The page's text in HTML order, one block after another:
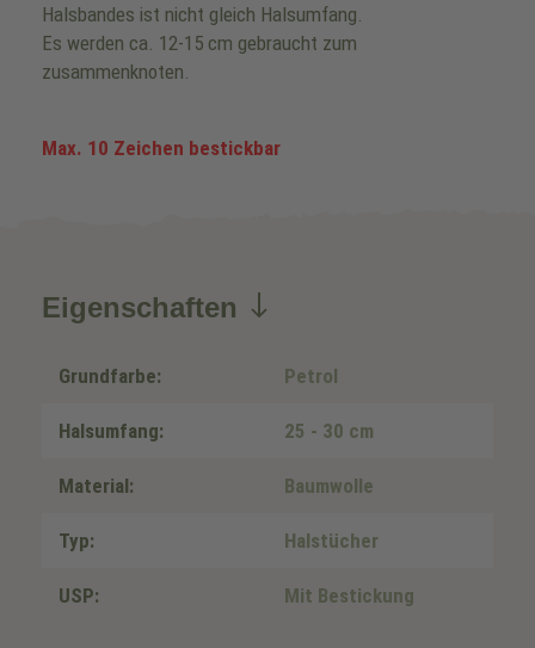
Halsbandes ist nicht gleich Halsumfang.
Es werden ca. 12-15 cm gebraucht zum
zusammenknoten.
Max. 10 Zeichen bestickbar
Eigenschaften
Grundfarbe: Petrol
Halsumfang: 25 - 30 cm
Material: Baumwolle
Typ: Halstücher
USP: Mit Bestickung